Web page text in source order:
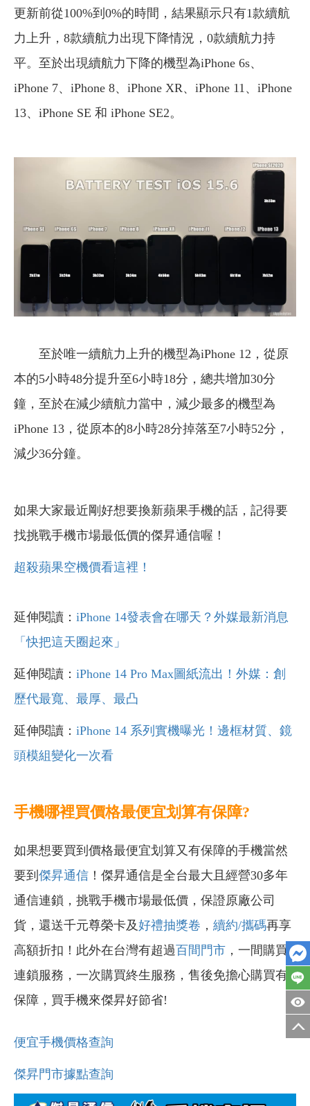
更新前從100%到0%的時間，結果顯示只有1款續航
力上升，8款續航力出現下降情況，0款續航力持
平。至於出現續航力下降的機型為iPhone 6s、
iPhone 7、iPhone 8、iPhone XR、iPhone 11、iPhone
13、iPhone SE 和 iPhone SE2。
至於唯一續航力上升的機型為iPhone 12，從原
本的5小時48分提升至6小時18分，總共增加30分
鐘，至於在減少續航力當中，減少最多的機型為
iPhone 13，從原本的8小時28分掉落至7小時52分，
減少36分鐘。
如果大家最近剛好想要換新蘋果手機的話，記得要
找挑戰手機市場最低價的傑昇通信喔！
超殺蘋果空機價看這裡！
延伸閱讀： iPhone 14發表會在哪天？外媒最新消息
「快把這天圈起來」
延伸閱讀： iPhone 14 Pro Max圖紙流出！外媒：創
歷代最寬、最厚、最凸
延伸閱讀： iPhone 14 系列實機曝光！邊框材質、鏡
頭模組變化一次看
手機哪裡買價格最便宜划算有保障?
如果想要買到價格最便宜划算又有保障的手機當然
要到 傑昇通信 ！傑昇通信是全台最大且經營30多年
通信連鎖，挑戰手機市場最低價，保證原廠公司
貨，還送千元尊榮卡及好禮抽獎卷 ， 續約/攜碼再享
高額折扣！此外在台灣有超過百間門市 ，一間購買
連鎖服務，一次購買終生服務，售後免擔心購買有
保障，買手機來傑昇好節省!
便宜手機價格查詢
傑昇門市據點查詢